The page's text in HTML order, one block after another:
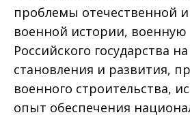
проблемы отечественной
военной истории, военную
Российского государства
становления и развития,
военного строительства,
опыт обеспечения